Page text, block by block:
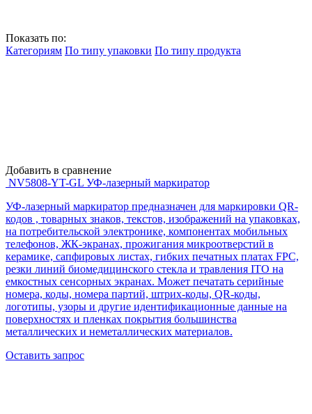
Показать по:
Категориям По типу упаковки По типу продукта
Добавить в сравнение
NV5808-YT-GL УФ-лазерный маркиратор
УФ-лазерный маркиратор предназначен для маркировки QR-
кодов , товарных знаков, текстов, изображений на упаковках,
на потребительской электронике, компонентах мобильных
телефонов, ЖК-экранах, прожигания микроотверстий в
керамике, сапфировых листах, гибких печатных платах FPC,
резки линий биомедицинского стекла и травления ITO на
емкостных сенсорных экранах. Может печатать серийные
номера, коды, номера партий, штрих-коды, QR-коды,
логотипы, узоры и другие идентификационные данные на
поверхностях и пленках покрытия большинства
металлических и неметаллических материалов.
Оставить запрос